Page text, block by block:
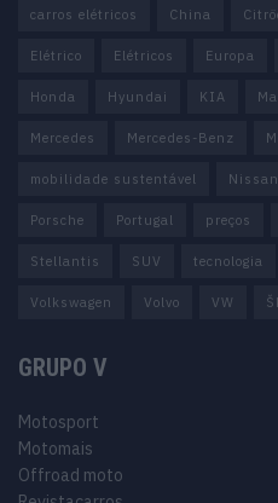
carros elétricos China
Elétrico Elétricos Europa
Honda Hyundai KIA
Mercedes Mercedes-Benz
mobilidade sustentável Nissan
Porsche Portugal preços
Stellantis SUV tecnologia
Volkswagen Volvo VW
GRUPO V
Motosport
Motomais
Offroad moto